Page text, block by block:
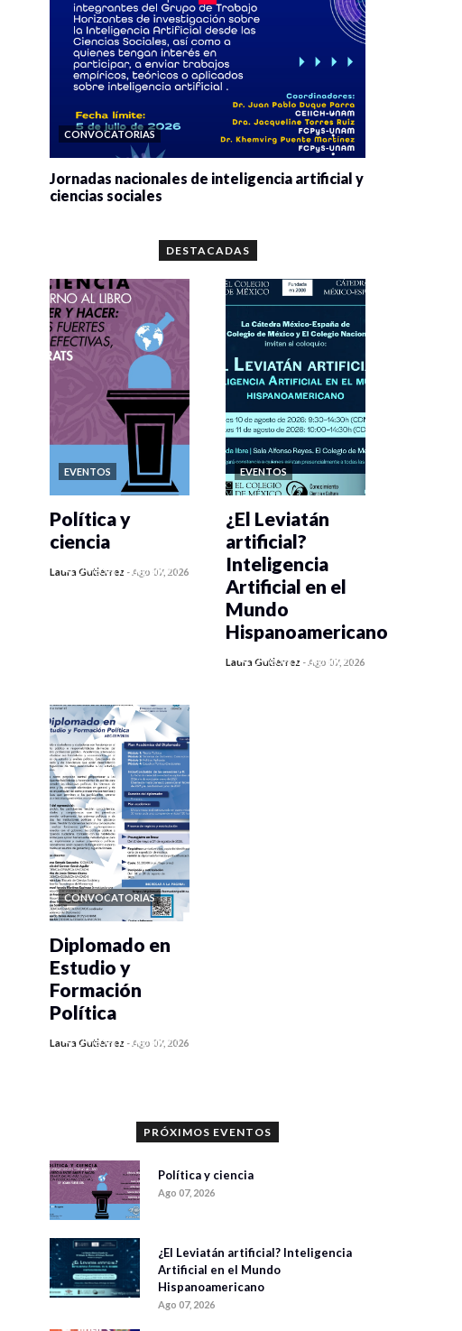
CONVOCATORIAS
Jornadas nacionales de inteligencia artificial y
ciencias sociales
DESTACADAS
EVENTOS
0 veces compartido
Política y
ciencia
Laura Gutiérrez - Ago 07, 2026
EVENTOS
0 veces compartido
¿El Leviatán
artificial?
Inteligencia
Artificial en el
Mundo
Hispanoamericano
Laura Gutiérrez - Ago 07, 2026
CONVOCATORIAS
0 veces compartido
Diplomado en
Estudio y
Formación
Política
Laura Gutiérrez - Ago 07, 2026
PRÓXIMOS EVENTOS
Política y ciencia
Ago 07, 2026
¿El Leviatán artificial? Inteligencia
Artificial en el Mundo
Hispanoamericano
Ago 07, 2026